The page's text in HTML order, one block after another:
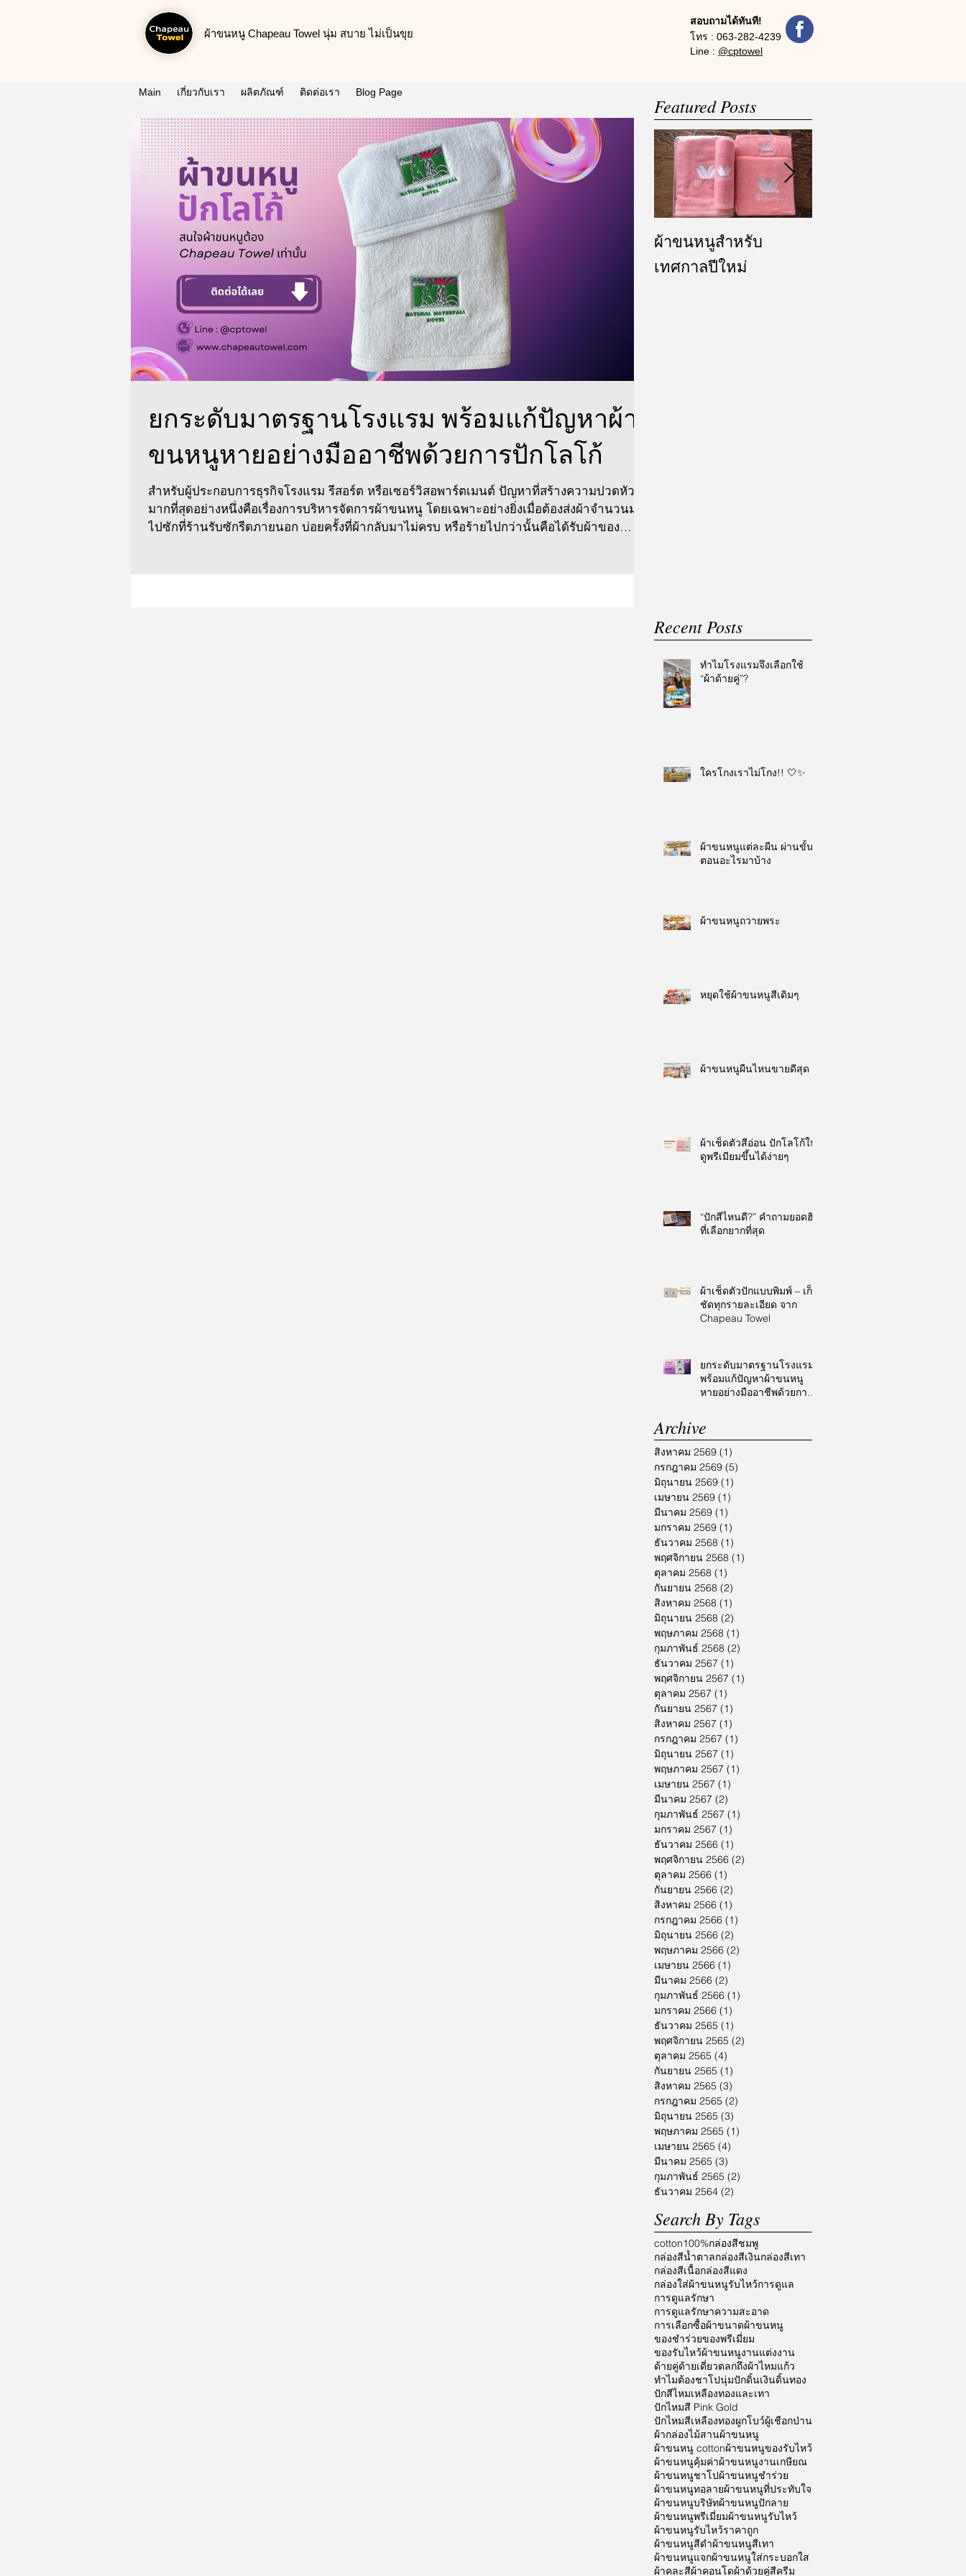
ผ้าขนหนู Chapeau Towel นุ่ม สบาย ไม่เป็นขุย
สอบถามได้ทันที!
โทร : 063-282-4239
Line : @cptowel
Main เกี่ยวกับเรา ผลิตภัณฑ์ ติดต่อเรา Blog Page
ยกระดับมาตรฐานโรงแรม พร้อมแก้ปัญหาผ้า
ขนหนูหายอย่างมืออาชีพด้วยการปักโลโก้
สำหรับผู้ประกอบการธุรกิจโรงแรม รีสอร์ต หรือเซอร์วิสอพาร์ตเมนต์ ปัญหาที่สร้างความปวดหัวให้
มากที่สุดอย่างหนึ่งคือเรื่องการบริหารจัดการผ้าขนหนู โดยเฉพาะอย่างยิ่งเมื่อต้องส่งผ้าจำนวนมาก
ไปซักที่ร้านรับซักรีดภายนอก บ่อยครั้งที่ผ้ากลับมาไม่ครบ หรือร้ายไปกว่านั้นคือได้รับผ้าของ
Featured Posts
ผ้าขนหนูสำหรับ
เทศกาลปีใหม่
Recent Posts
ทำไมโรงแรมจึงเลือกใช้
“ผ้าด้ายคู่”?
ใครโกงเราไม่โกง!! 🤍✨
ผ้าขนหนูแต่ละผืน ผ่านขั้น
ตอนอะไรมาบ้าง
ผ้าขนหนูถวายพระ
หยุดใช้ผ้าขนหนูสีเดิมๆ
ผ้าขนหนูผืนไหนขายดีสุด
ผ้าเช็ดตัวสีอ่อน ปักโลโก้ให้
ดูพรีเมียมขึ้นได้ง่ายๆ
“ปักสีไหนดี?” คำถามยอดฮิต
ที่เลือกยากที่สุด
ผ้าเช็ดตัวปักแบบพิมพ์ – เก็บ
ชัดทุกรายละเอียด จาก
Chapeau Towel
ยกระดับมาตรฐานโรงแรม
พร้อมแก้ปัญหาผ้าขนหนู
หายอย่างมืออาชีพด้วยการ
Archive
สิงหาคม 2569 (1)
กรกฎาคม 2569 (5)
มิถุนายน 2569 (1)
เมษายน 2569 (1)
มีนาคม 2569 (1)
มกราคม 2569 (1)
ธันวาคม 2568 (1)
พฤศจิกายน 2568 (1)
ตุลาคม 2568 (1)
กันยายน 2568 (2)
สิงหาคม 2568 (1)
มิถุนายน 2568 (2)
พฤษภาคม 2568 (1)
กุมภาพันธ์ 2568 (2)
ธันวาคม 2567 (1)
พฤศจิกายน 2567 (1)
ตุลาคม 2567 (1)
กันยายน 2567 (1)
สิงหาคม 2567 (1)
กรกฎาคม 2567 (1)
มิถุนายน 2567 (1)
พฤษภาคม 2567 (1)
เมษายน 2567 (1)
มีนาคม 2567 (2)
กุมภาพันธ์ 2567 (1)
มกราคม 2567 (1)
ธันวาคม 2566 (1)
พฤศจิกายน 2566 (2)
ตุลาคม 2566 (1)
กันยายน 2566 (2)
สิงหาคม 2566 (1)
กรกฎาคม 2566 (1)
มิถุนายน 2566 (2)
พฤษภาคม 2566 (2)
เมษายน 2566 (1)
มีนาคม 2566 (2)
กุมภาพันธ์ 2566 (1)
มกราคม 2566 (1)
ธันวาคม 2565 (1)
พฤศจิกายน 2565 (2)
ตุลาคม 2565 (4)
กันยายน 2565 (1)
สิงหาคม 2565 (3)
กรกฎาคม 2565 (2)
มิถุนายน 2565 (3)
พฤษภาคม 2565 (1)
เมษายน 2565 (4)
มีนาคม 2565 (3)
กุมภาพันธ์ 2565 (2)
ธันวาคม 2564 (2)
Search By Tags
cotton100%กล่องสีชมพู
กล่องสีน้ำตาลกล่องสีเงินกล่องสีเทา
กล่องสีเนื้อกล่องสีแดง
กล่องใส่ผ้าขนหนูรับไหว้การดูแล
การดูแลรักษา
การดูแลรักษาความสะอาด
การเลือกซื้อผ้าขนาดผ้าขนหนู
ของชำร่วยของพรีเมี่ยม
ของรับไหว้ผ้าขนหนูงานแต่งงาน
ด้ายคู่ด้ายเดี่ยวตลกถึงผ้าไหมแก้ว
ทำไมต้องชาโปนุ่มปักดิ้นเงินดิ้นทอง
ปักสีไหมเหลืองทองและเทา
ปักไหมสี Pink Gold
ปักไหมสีเหลืองทองผูกโบว์ผู้เชือกป่าน
ผ้ากล่องไม้สานผ้าขนหนู
ผ้าขนหนู cottonผ้าขนหนูของรับไหว้
ผ้าขนหนูคุ้มค่าผ้าขนหนูงานเกษียณ
ผ้าขนหนูชาโปผ้าขนหนูชำร่วย
ผ้าขนหนูทอลายผ้าขนหนูที่ประทับใจ
ผ้าขนหนูบริษัทผ้าขนหนูปักลาย
ผ้าขนหนูพรีเมี่ยมผ้าขนหนูรับไหว้
ผ้าขนหนูรับไหว้ราคาถูก
ผ้าขนหนูสีดำผ้าขนหนูสีเทา
ผ้าขนหนูแจกผ้าขนหนูใส่กระบอกใส
ผ้าคละสีผ้าคอนโดผ้าด้วยคู่สีครีม